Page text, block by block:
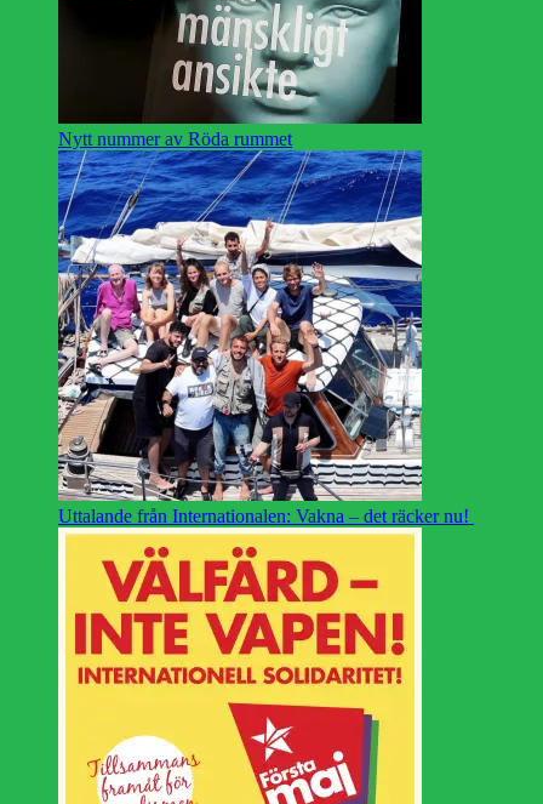
Nytt nummer av Röda rummet
Uttalande från Internationalen: Vakna – det räcker nu!